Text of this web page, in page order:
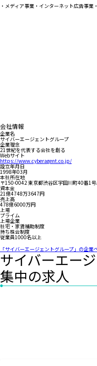
・メディア事業・インターネット広告事
会社情報
企業名
サイバーエージェントグループ
企業理念
21世紀を代表する会社を創る
Webサイト
https://www.cyberagent.co.jp/
設立年月日
1998年03月
本社所在地
〒150-0042 東京都渋谷区宇田川町40番1
資本金
21億4748万3647円
売上高
478億6000万円
上場
プライム
上場企業
社宅・家賃補助制度
持ち株会制度
従業員1000名以上
「サイバーエージェントグループ」の企業
サイバーエー
集中の求人